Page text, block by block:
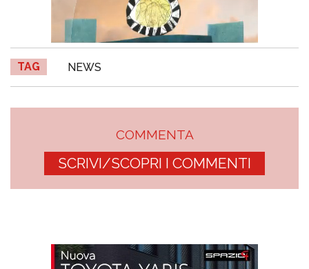
TAG NEWS
COMMENTA
SCRIVI/SCOPRI I COMMENTI